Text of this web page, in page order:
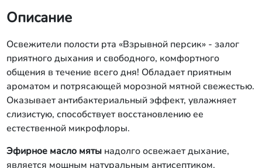
Описание
Освежители полости рта «Взрывной персик» - залог
приятного дыхания и свободного, комфортного
общения в течение всего дня! Обладает приятным
ароматом и потрясающей морозной мятной свежестью.
Оказывает антибактериальный эффект, увлажняет
слизистую, способствует восстановлению ее
естественной микрофлоры.
Эфирное масло мятынадолго освежает дыхание,
является мощным натуральным антисептиком.